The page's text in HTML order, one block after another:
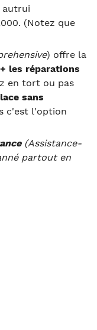
autrui
(Notez que
) offre la
+ les réparations
en tort ou pas
sans
c'est l'option
(Assistance-
partout en